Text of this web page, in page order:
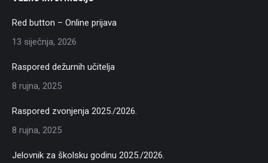
Red button – Online prijava
13 siječnja, 2026
Raspored dežurnih učitelja
8 rujna, 2025
Raspored zvonjenja 2025./2026.
8 rujna, 2025
Jelovnik za školsku godinu 2025./2026.